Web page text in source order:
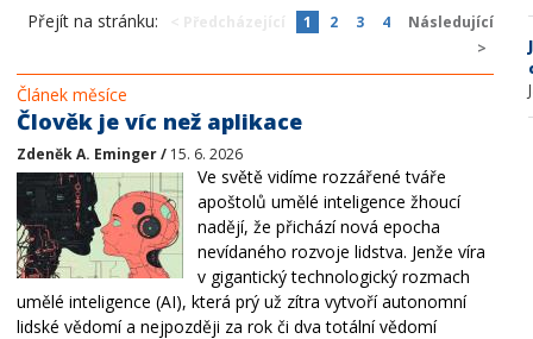
Přejít na stránku: 1 2 3 4
Následující
>
Článek měsíce
Člověk je víc než aplikace
Zdeněk A. Eminger / 15. 6. 2026
Ve světě vidíme rozzářené tváře
apoštolů umělé inteligence žhoucí
nadějí, že přichází nová epocha
nevídaného rozvoje lidstva. Jenže víra
v gigantický technologický rozmach
umělé inteligence (AI), která prý už zítra vytvoří autonomní
lidské vědomí a nejpozději za rok či dva totální vědomí